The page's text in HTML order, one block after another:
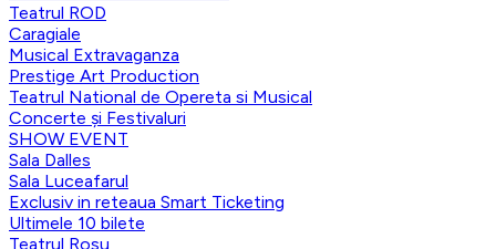
Teatrul ROD
Caragiale
Musical Extravaganza
Prestige Art Production
Teatrul National de Opereta si Musical
Concerte și Festivaluri
SHOW EVENT
Sala Dalles
Sala Luceafarul
Exclusiv in reteaua Smart Ticketing
Ultimele 10 bilete
Teatrul Rosu